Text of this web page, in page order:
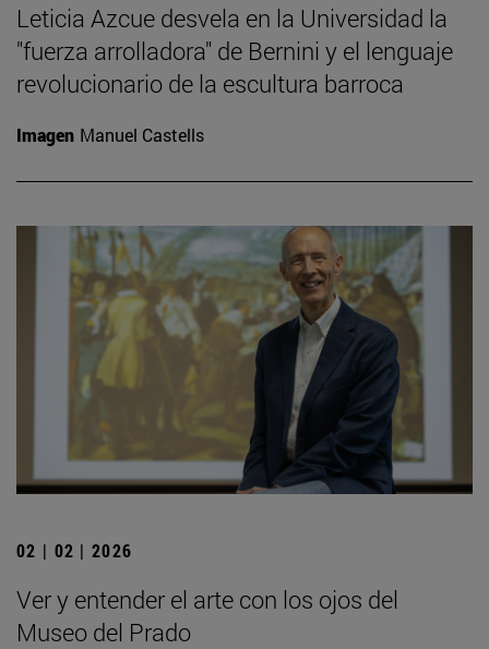
Leticia Azcue desvela en la Universidad la
"fuerza arrolladora" de Bernini y el lenguaje
revolucionario de la escultura barroca
Imagen Manuel Castells
02 | 02 | 2026
Ver y entender el arte con los ojos del
Museo del Prado